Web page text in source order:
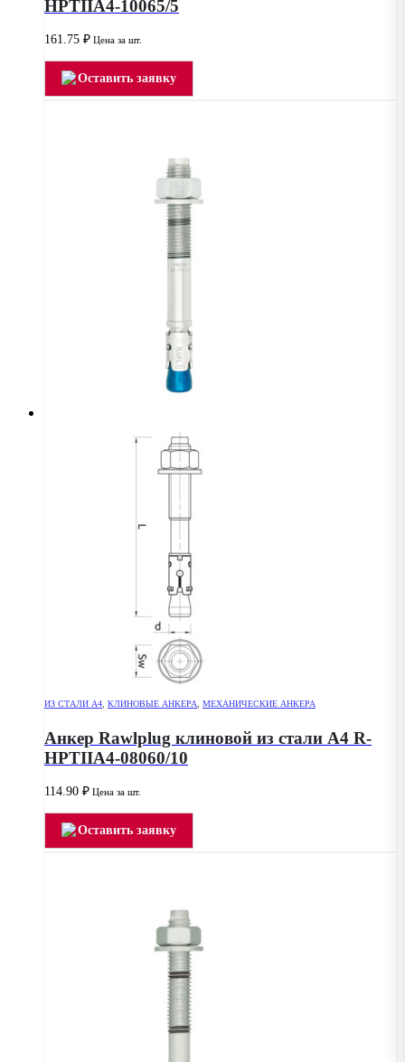
HPTIIA4-10065/5
161.75 ₽ Цена за шт.
Оставить заявку
ИЗ СТАЛИ А4, КЛИНОВЫЕ АНКЕРА, МЕХАНИЧЕСКИЕ АНКЕРА
Анкер Rawlplug клиновой из стали А4 R-
HPTIIA4-08060/10
114.90 ₽ Цена за шт.
Оставить заявку